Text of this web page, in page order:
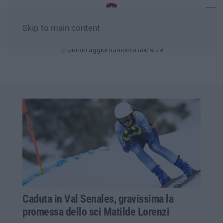
Skip to main content
Ultimo aggiornamento alle 9:29
Caduta in Val Senales, gravissima la
promessa dello sci Matilde Lorenzi